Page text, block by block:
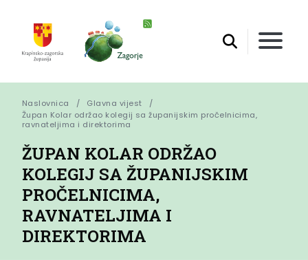
Naslovnica
Glavna vijest
Župan Kolar održao kolegij sa županijskim pročelnicima,
ravnateljima i direktorima
ŽUPAN KOLAR ODRŽAO
KOLEGIJ SA ŽUPANIJSKIM
PROČELNICIMA,
RAVNATELJIMA I
DIREKTORIMA